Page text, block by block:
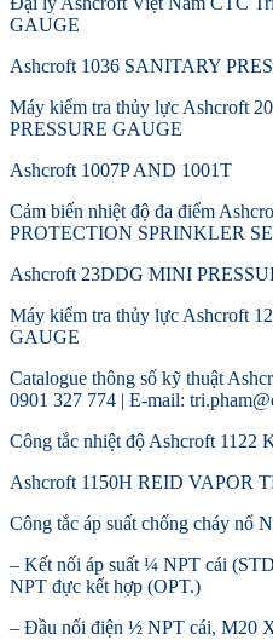
GAUGE
Ashcroft 1036 SANITARY
Máy kiểm tra thủy lực Ashcroft
PRESSURE GAUGE
Ashcroft 1007P AND 1001T
Cảm biến nhiệt độ đa điểm
PROTECTION SPRINKLER
Ashcroft 23DDG MINI
Máy kiểm tra thủy lực Ashcroft
GAUGE
Catalogue thông số kỹ thuật
0901 327 774 | E-mail:
Công tắc nhiệt độ Ashcroft
Ashcroft 1150H REID VAPOR
Công tắc áp suất chống cháy nổ
– Kết nối áp suất ¼ NPT cái
NPT đực kết hợp (OPT.)
– Đầu nối điện ½ NPT cái, M20